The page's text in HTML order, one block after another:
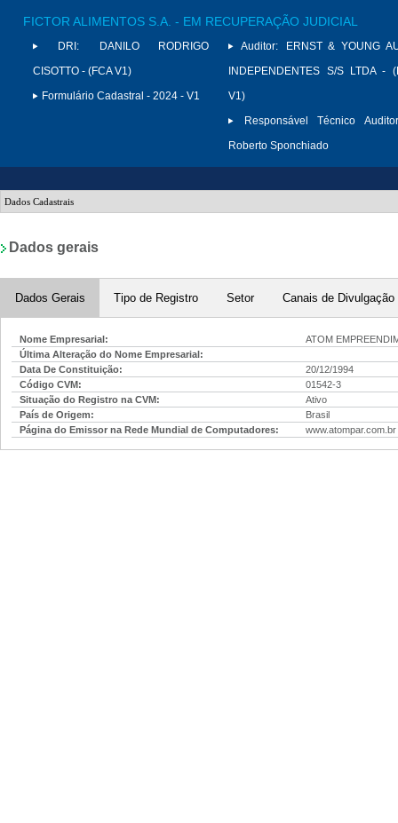
FICTOR ALIMENTOS S.A. - EM RECUPERAÇÃO JUDICIAL
DRI:
DANILO RODRIGO
CISOTTO - (FCA V1)
Formulário Cadastral - 2024 - V1
Auditor:
ERNST & YOUNG
INDEPENDENTES S/S LTDA -
V1)
Responsável Técnico
Roberto Sponchiado